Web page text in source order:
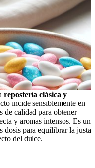
repostería clásica y
incide sensiblemente en
de calidad para obtener
y aromas intensos. Es un
dosis para equilibrar la justa
del dulce.